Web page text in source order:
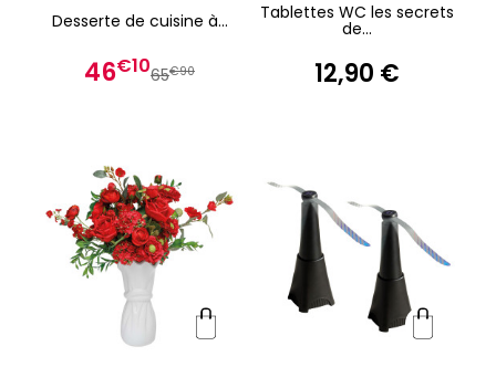
Desserte de cuisine à...
46€1065€90
Tablettes WC les secrets
de...
12,90 €